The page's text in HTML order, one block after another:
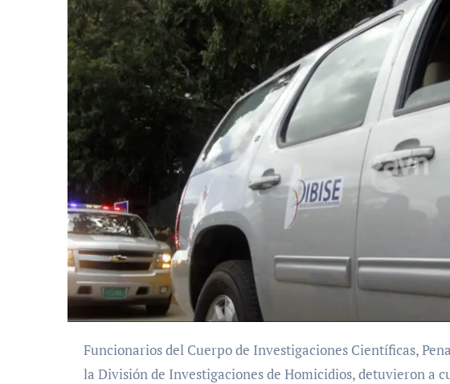
Funcionarios del Cuerpo de Investigaciones Científicas, Penales y Criminalísticas (Cicpc), adscritos a
la División de Investigaciones de Homicidios, detuvieron a